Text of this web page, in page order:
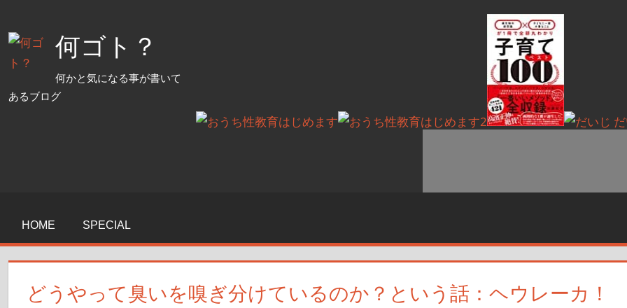
ン
ツ
何ゴト？
何かと気になる事が書いて
あるブログ
HOME SPECIAL
どうやって臭いを嗅ぎ分けているのか？という話：ヘウレーカ！